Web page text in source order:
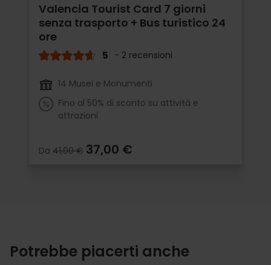
Valencia Tourist Card 7 giorni
senza trasporto + Bus turistico 24
ore
5 - 2 recensioni
14 Musei e Monumenti
Fino al 50% di sconto su attività e
attrazioni
Da 41,00 € 37,00 €
Potrebbe piacerti anche